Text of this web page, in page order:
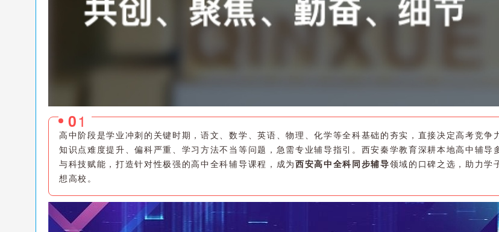
01
高中阶段是学业冲刺的关键时期，语文、数学、英语、物理、化学等全科基础的夯实，直接决定高考竞争
知识点难度提升、偏科严重、学习方法不当等问题，急需专业辅导指引。西安秦学教育深耕本地高中辅导
与科技赋能，打造针对性极强的高中全科辅导课程，成为西安高中全科同步辅导领域的口碑之选，助力学
想高校。